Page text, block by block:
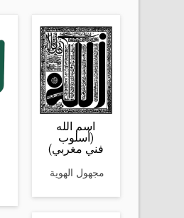
اسم الله
(أسلوب
فني مغربي)
مجهول الهوية